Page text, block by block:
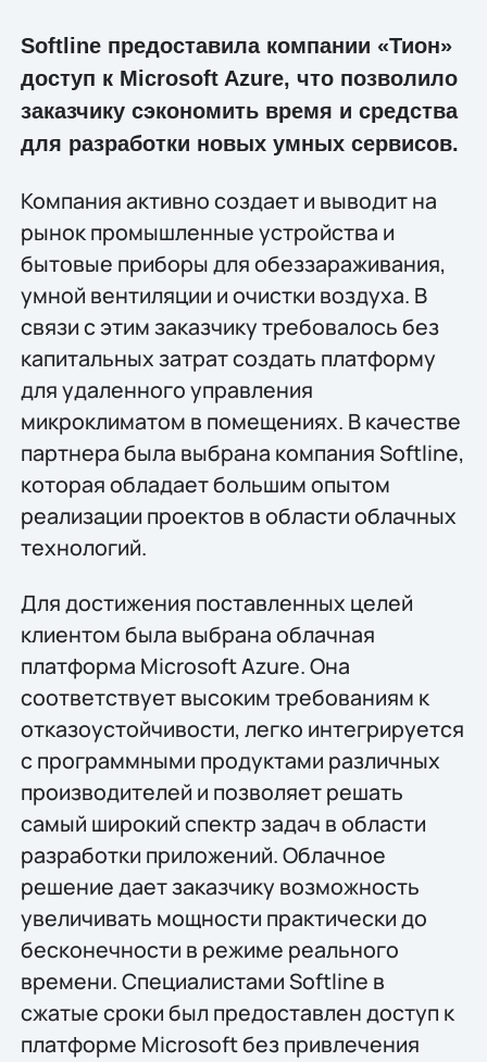
Softline предоставила компании «Тион»
доступ к Microsoft Azure, что позволило
заказчику сэкономить время и средства
для разработки новых умных сервисов.
Компания активно создает и выводит на
рынок промышленные устройства и
бытовые приборы для обеззараживания,
умной вентиляции и очистки воздуха. В
связи с этим заказчику требовалось без
капитальных затрат создать платформу
для удаленного управления
микроклиматом в помещениях. В качестве
партнера была выбрана компания Softline,
которая обладает большим опытом
реализации проектов в области облачных
технологий.
Для достижения поставленных целей
клиентом была выбрана облачная
платформа Microsoft Azure. Она
соответствует высоким требованиям к
отказоустойчивости, легко интегрируется
с программными продуктами различных
производителей и позволяет решать
самый широкий спектр задач в области
разработки приложений. Облачное
решение дает заказчику возможность
увеличивать мощности практически до
бесконечности в режиме реального
времени. Специалистами Softline в
сжатые сроки был предоставлен доступ к
платформе Microsoft без привлечения